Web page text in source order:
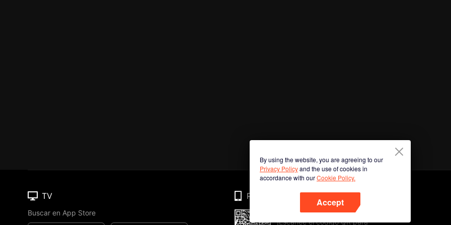
By using the website, you are agreeing to our
Privacy Policyand the use of cookies in
accordance with ourCookie Policy.
Accept
TV
Buscar en App Store
Phone
¡Escanee el código QR para